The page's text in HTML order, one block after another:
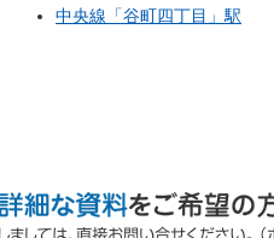
中央線「谷町四丁目 」駅